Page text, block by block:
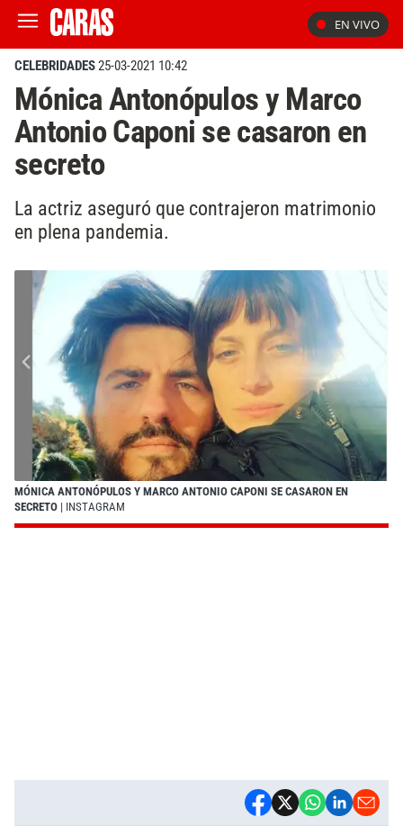
EN VIVO
CELEBRIDADES25-03-2021 10:42
Mónica Antonópulos y Marco
Antonio Caponi se casaron en
secreto
La actriz aseguró que contrajeron matrimonio
en plena pandemia.
MÓNICA ANTONÓPULOS Y MARCO ANTONIO CAPONI SE CASARON EN
SECRETO | INSTAGRAM